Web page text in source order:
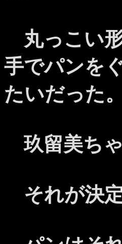
丸っこい
手でパンを
たいだった。
玖留美ち
それが決